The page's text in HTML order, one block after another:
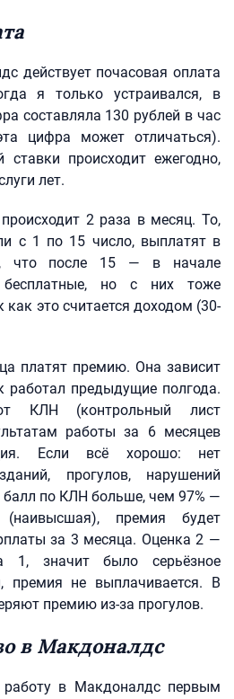
действует почасовая оплата
я только устраивался, в
составляла 130 рублей в час
цифра может отличаться).
происходит ежегодно,
лет.
2 раза в месяц. То,
с 1 по 15 число, выплатят в
что после 15 — в начале
но с них тоже
это считается доходом (30-
платят премию. Она зависит
работал предыдущие полгода.
КЛН (контрольный лист
работы за 6 месяцев
Если всё хорошо: нет
прогулов, нарушений
по КЛН больше, чем 97% —
премия будет
за 3 месяца. Оценка 2 —
1, значит было серьёзное
премия не выплачивается. В
премию из-за прогулов.
в Макдоналдс
работу в Макдоналдс первым